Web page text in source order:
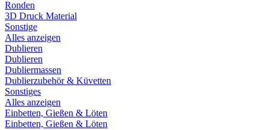
Ronden
3D Druck Material
Sonstige
Alles anzeigen
Dublieren
Dublieren
Dubliermassen
Dublierzubehör & Küvetten
Sonstiges
Alles anzeigen
Einbetten, Gießen & Löten
Einbetten, Gießen & Löten